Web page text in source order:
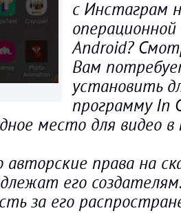
с Инстаграм
Android?
Вам
установить
программу In
место для видео
права на
его создателям.
за его